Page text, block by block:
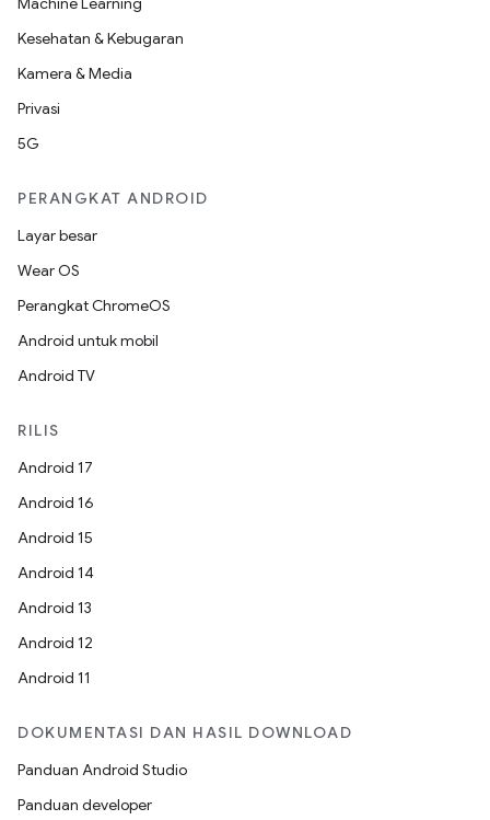
Kesehatan & Kebugaran
Kamera & Media
Privasi
5G
PERANGKAT ANDROID
Layar besar
Wear OS
Perangkat ChromeOS
Android untuk mobil
Android TV
RILIS
Android 17
Android 16
Android 15
Android 14
Android 13
Android 12
Android 11
DOKUMENTASI DAN HASIL DOWNLOAD
Panduan Android Studio
Panduan developer